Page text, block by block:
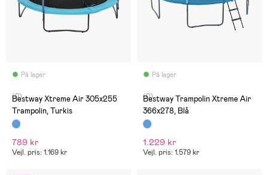
På lager
(0)
Bestway Xtreme Air 305x255
Trampolin, Turkis
789 kr
Vejl. pris: 1.169 kr
På lager
(0)
Bestway Trampolin Xtreme Air
366x278, Blå
1.229 kr
Vejl. pris: 1.579 kr